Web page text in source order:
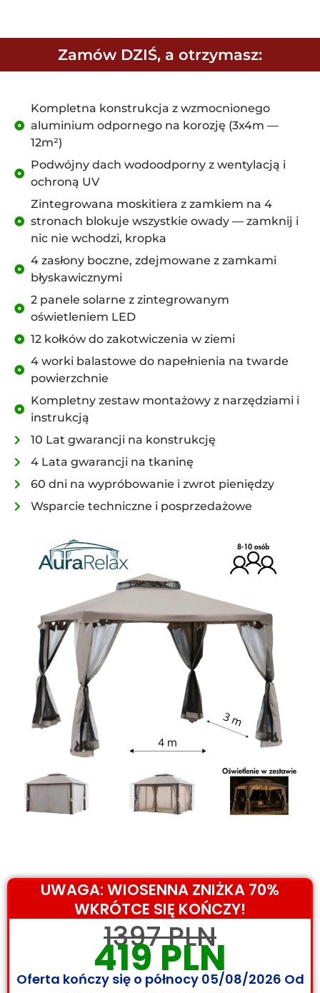
Zamów DZIŚ, a otrzymasz:
Kompletna konstrukcja z wzmocnionego
aluminium odpornego na korozję (3x4m —
12m²)
Podwójny dach wodoodporny z wentylacją i
ochroną UV
Zintegrowana moskitiera z zamkiem na 4
stronach blokuje wszystkie owady — zamknij i
nic nie wchodzi, kropka
4 zasłony boczne, zdejmowane z zamkami
błyskawicznymi
2 panele solarne z zintegrowanym
oświetleniem LED
12 kołków do zakotwiczenia w ziemi
4 worki balastowe do napełnienia na twarde
powierzchnie
Kompletny zestaw montażowy z narzędziami i
instrukcją
10 Lat gwarancji na konstrukcję
4 Lata gwarancji na tkaninę
60 dni na wypróbowanie i zwrot pieniędzy
Wsparcie techniczne i posprzedażowe
UWAGA: WIOSENNA ZNIŻKA 70%
WKRÓTCE SIĘ KOŃCZY!
1397 PLN
419 PLN
Oferta kończy się o północy 05/08/2026 Od